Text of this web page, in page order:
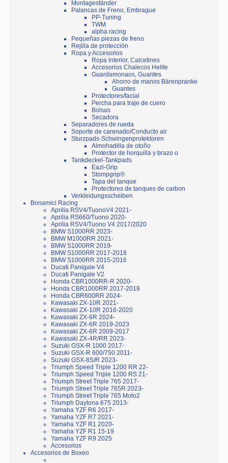
Montageständer
Palancas de Freno, Embrague
PP-Tuning
TWM
alpha racing
Pequeñas piezas de freno
Rejilla de protección
Ropa y Accesorios
Ropa interior, Calcetines
Accesorios Chalecos Helite
Guardamonaos, Guantes
Ahorro de manos Bärenpranke
Guantes
Protectores/facial
Percha para traje de cuero
Bolsas
Secadora
Separadores de rueda
Soporte de carenado/Conducto air
Sturzpads-Schwingenprotektoren
Almohadilla de otoño
Protector de horquilla y brazo o
Tankdeckel-Tankpads
Eazi-Grip
Stompgrip®
Tapa del tanque
Protectores de tanques de carbon
Verkleidungsscheiben
Bonamici Racing
Aprilia RSV4/TuonoV4 2021-
Aprilia RS660/Tuono 2020-
Aprilia RSV4/Tuono V4 2017/2020
BMW S1000RR 2023-
BMW M1000RR 2021-
BMW S1000RR 2019-
BMW S1000RR 2017-2018
BMW S1000RR 2015-2016
Ducati Panigale V4
Ducati Panigale V2
Honda CBR1000RR-R 2020-
Honda CBR1000RR 2017-2019
Honda CBR600RR 2024-
Kawasaki ZX-10R 2021-
Kawasaki ZX-10R 2016-2020
Kawasaki ZX-6R 2024-
Kawasaki ZX-6R 2019-2023
Kawasaki ZX-6R 2009-2017
Kawasaki ZX-4R/RR 2023-
Suzuki GSX-R 1000 2017-
Suzuki GSX-R 600/750 2011-
Suzuki GSX-8S/R 2023-
Triumph Speed Triple 1200 RR 22-
Triumph Speed Triple 1200 RS 21-
Triumph Street Triple 765 2017-
Triumph Street Triple 765R 2023-
Triumph Street Triple 765 Moto2
Triumph Daytona 675 2013-
Yamaha YZF R6 2017-
Yamaha YZF R7 2021-
Yamaha YZF R1 2020-
Yamaha YZF R1 15-19
Yamaha YZF R9 2025
Accesorios
Accesorios de Boxeo